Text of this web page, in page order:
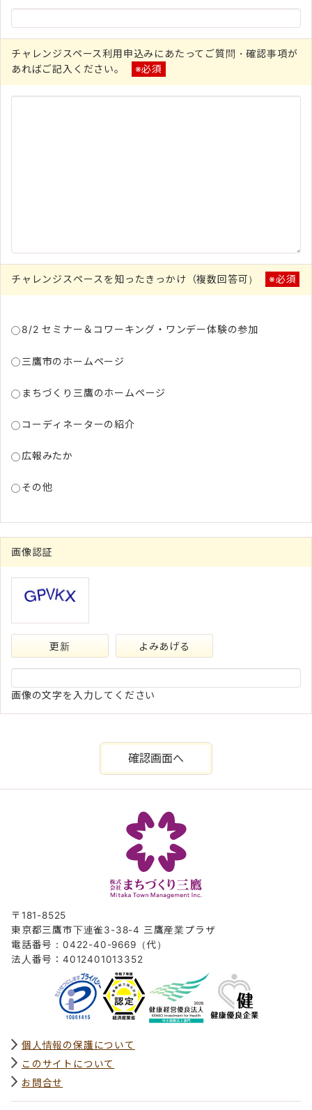
チャレンジスペース利用申込みにあたってご質問・確認事項が
あればご記入ください。
※必須
チャレンジスペースを知ったきっかけ（複数回答可） ※必須
8/2 セミナー＆コワーキング・ワンデー体験の参加
三鷹市のホームページ
まちづくり三鷹のホームページ
コーディネーターの紹介
広報みたか
その他
画像認証
更新 よみあげる
画像の文字を入力してください
〒181-8525
東京都三鷹市下連雀3-38-4 三鷹産業プラザ
電話番号：0422-40-9669（代）
法人番号：4012401013352
個人情報の保護について
このサイトについて
お問合せ